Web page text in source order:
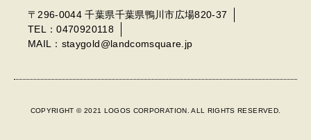
〒296-0044 千葉県千葉県鴨川市広場820-37
TEL：0470920118
MAIL：staygold@landcomsquare.jp
COPYRIGHT © 2021 LOGOS CORPORATION. ALL RIGHTS RESERVED.